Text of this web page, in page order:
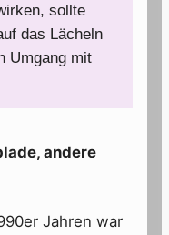
sollte
das Lächeln
Umgang mit
andere
Jahren war